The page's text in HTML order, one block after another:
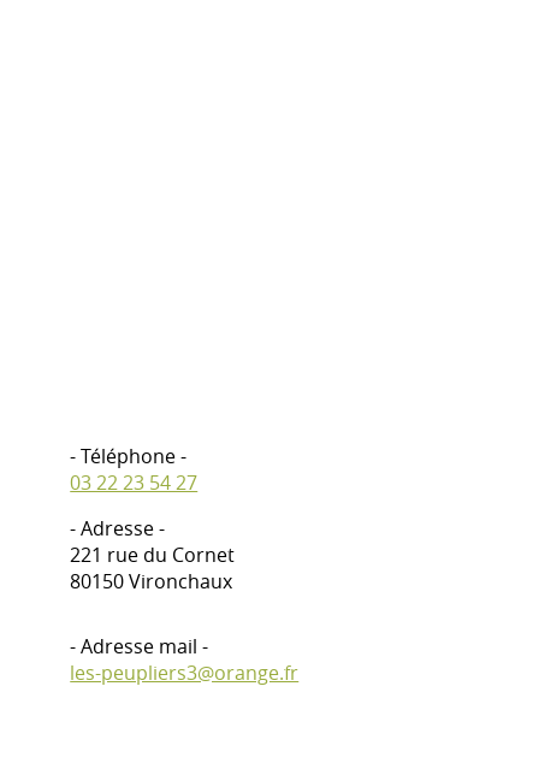
- Téléphone -
03 22 23 54 27
- Adresse -
221 rue du Cornet
80150 Vironchaux
- Adresse mail -
les-peupliers3@orange.fr